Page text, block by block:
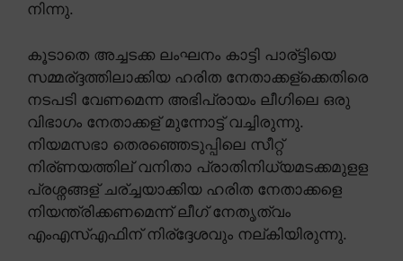
നിന്നു.
കൂടാതെ അച്ചടക്ക ലംഘനം കാട്ടി പാര്ട്ടിയെ
സമ്മര്ദ്ദത്തിലാക്കിയ ഹരിത നേതാക്കള്ക്കെതിരെ
നടപടി വേണമെന്ന അഭിപ്രായം ലീഗിലെ ഒരു
വിഭാഗം നേതാക്കള് മുന്നോട്ട് വച്ചിരുന്നു.
നിയമസഭാ തെരഞ്ഞെടുപ്പിലെ സീറ്റ്
നിര്ണയത്തില് വനിതാ പ്രാതിനിധ്യമടക്കമുളള
പ്രശ്നങ്ങള് ചര്ച്ചയാക്കിയ ഹരിത നേതാക്കളെ
നിയന്ത്രിക്കണമെന്ന് ലീഗ് നേതൃത്വം
എംഎസ്എഫിന് നിര്ദ്ദേശവും നല്കിയിരുന്നു.